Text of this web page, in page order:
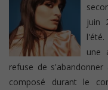
juin
l'été.
une
refuse de
composé durant le